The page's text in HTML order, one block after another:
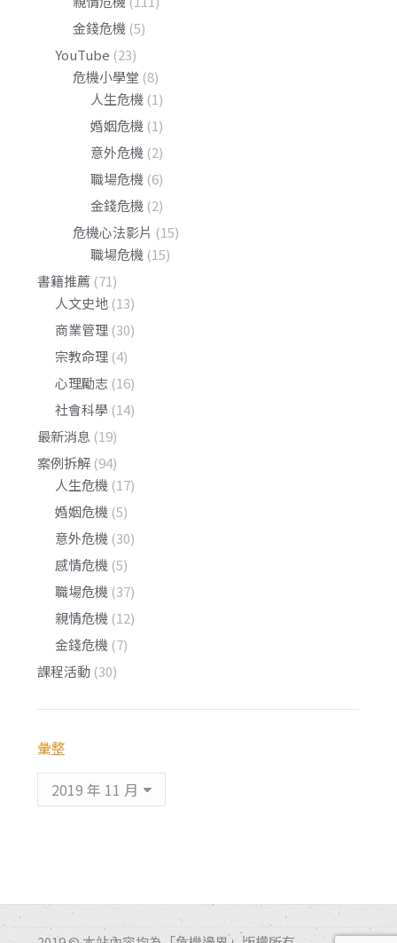
金錢危機 (5)
YouTube (23)
危機小學堂 (8)
人生危機 (1)
婚姻危機 (1)
意外危機 (2)
職場危機 (6)
金錢危機 (2)
危機心法影片 (15)
職場危機 (15)
書籍推薦 (71)
人文史地 (13)
商業管理 (30)
宗教命理 (4)
心理勵志 (16)
社會科學 (14)
最新消息 (19)
案例拆解 (94)
人生危機 (17)
婚姻危機 (5)
意外危機 (30)
感情危機 (5)
職場危機 (37)
親情危機 (12)
金錢危機 (7)
課程活動 (30)
彙整
整